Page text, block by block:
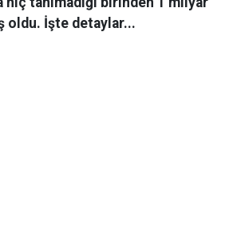
oldu. İşte detaylar...